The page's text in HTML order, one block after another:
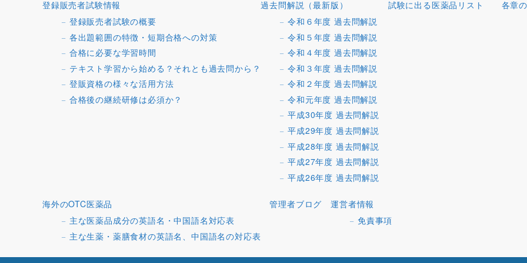
登録販売者試験情報
登録販売者試験の概要
各出題範囲の特徴・短期合格への対策
合格に必要な学習時間
テキスト学習から始める？それとも過去問から？
登販資格の様々な活用方法
合格後の継続研修は必須か？
過去問解説（最新版）
令和６年度 過去問解説
令和５年度 過去問解説
令和４年度 過去問解説
令和３年度 過去問解説
令和２年度 過去問解説
令和元年度 過去問解説
平成30年度 過去問解説
平成29年度 過去問解説
平成28年度 過去問解説
平成27年度 過去問解説
平成26年度 過去問解説
試験に出る医薬品リスト 各章
海外のOTC医薬品
主な医薬品成分の英語名・中国語名対応表
主な生薬・薬膳食材の英語名、中国語名の対応表
管理者ブログ
運営者情報
免責事項